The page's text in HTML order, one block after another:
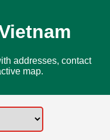
addresses, contact
map.